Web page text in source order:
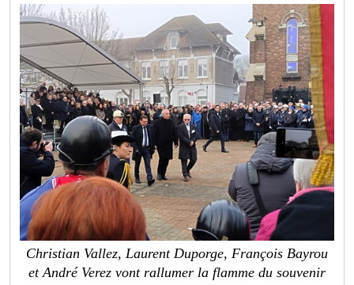
Christian Vallez, Laurent Duporge, François Bayrou
et André Verez vont rallumer la flamme du souvenir